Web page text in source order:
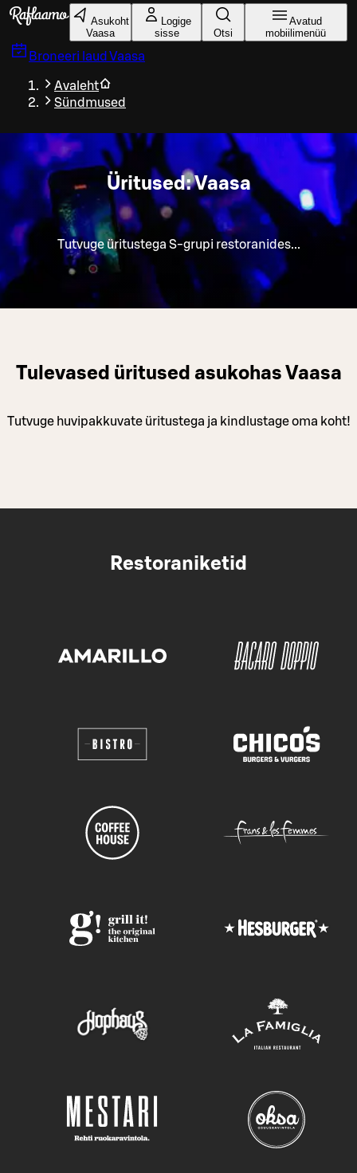
Liigu peamise sisu juurde
Asukoht
Vaasa
Logige
sisse
Otsi
Avatud
mobiilimenüü
Broneeri laud Vaasa
Avaleht
Sündmused
Üritused: Vaasa
Tutvuge üritustega S-grupi restoranides...
Tulevased üritused asukohas Vaasa
Tutvuge huvipakkuvate üritustega ja kindlustage oma koht!
Restoraniketid